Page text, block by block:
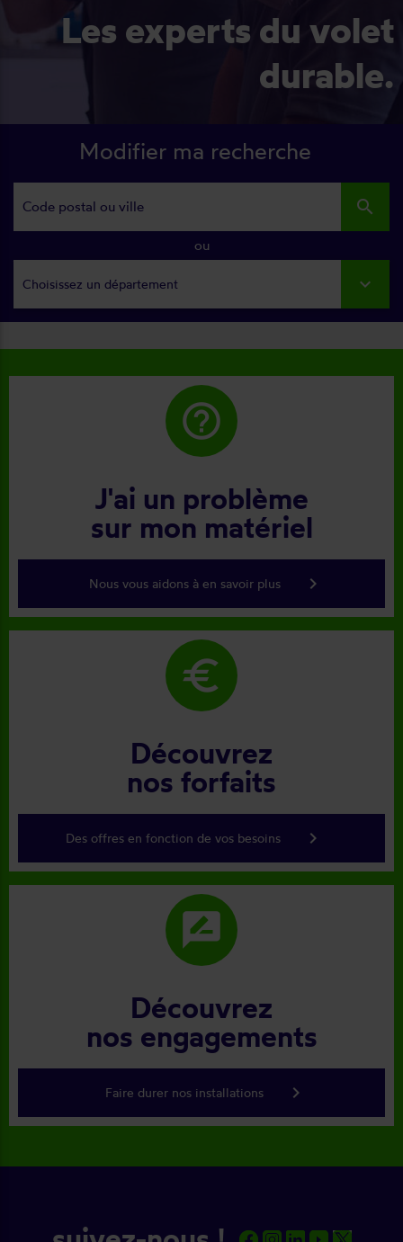
Les experts du volet
durable.
Modifier ma recherche
search
ou
Choisissez un département
help_outline
J'ai un problème
sur mon matériel
Nous vous aidons à en savoir plus keyboard_arrow_right
euro
Découvrez
nos forfaits
Des offres en fonction de vos besoins keyboard_arrow_right
rate_review
Découvrez
nos engagements
Faire durer nos installations keyboard_arrow_right